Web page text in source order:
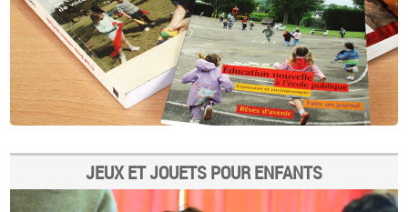
JEUX ET JOUETS POUR ENFANTS